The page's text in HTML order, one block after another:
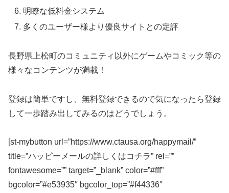
明瞭な低料金システム
多くのユーザー様より優良サイトとの定評
長野県上松町のコミュニティ以外にゲームやコミック等の
様々なコンテンツが満載！
登録は簡単ですし、無料登録できるので気になったら登録
して一歩踏み出してみるのはどうでしょう。
[st-mybutton url=”https://www.ctausa.org/happymail/”
title=”ハッピーメールの詳しくはコチラ” rel=””
fontawesome=”” target=”_blank” color=”#fff”
bgcolor=”#e53935″ bgcolor_top=”#f44336″